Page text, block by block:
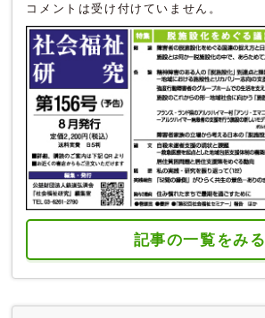
コメントは受け付けていません。
記事の一覧をみる